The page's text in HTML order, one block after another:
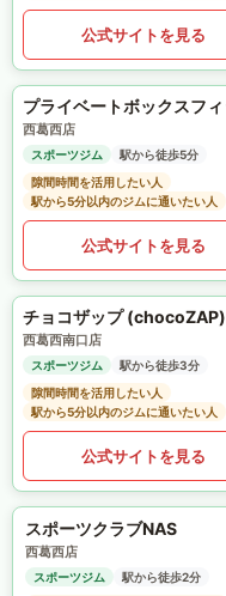
公式サイトを見る
西葛西店
スポーツジム
駅から徒歩5分
隙間時間を活用したい人
駅から5分以内のジムに通いたい人
公式サイトを見る
チョコザップ (chocoZAP)
西葛西南口店
スポーツジム
駅から徒歩3分
隙間時間を活用したい人
駅から5分以内のジムに通いたい人
公式サイトを見る
スポーツクラブNAS
西葛西店
スポーツジム
駅から徒歩2分